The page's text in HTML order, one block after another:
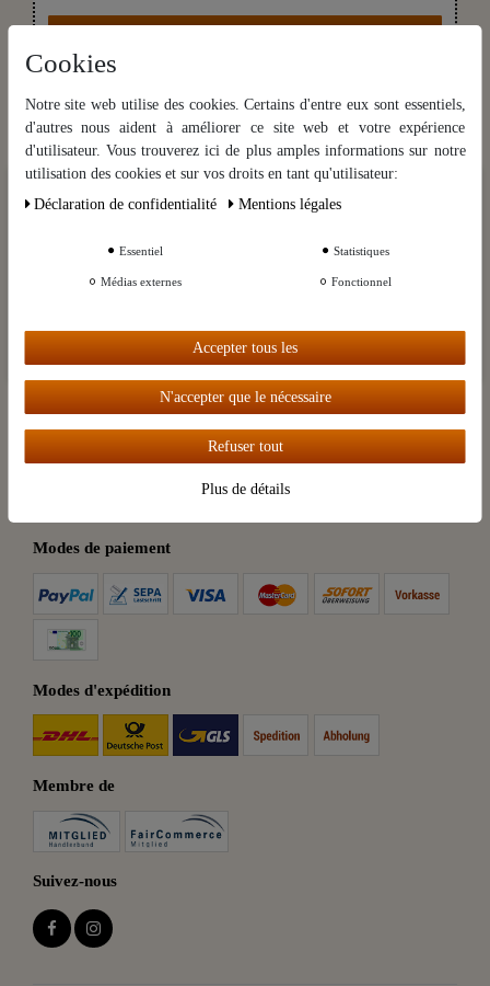
Catégories
Marques
Service clients
Résilier le contrat
Instructions de révocation
Modes de paiement
Modes d'expédition
Membre de
Suivez-nous
essentiels, tandis que d’autres nous aident à améliorer ce site Web et
Autres paramètres
Tout accepter
Cookies
Notre site web utilise des cookies. Certains d'entre eux sont essentiels,
d'autres nous aident à améliorer ce site web et votre expérience
d'utilisateur. Vous trouverez ici de plus amples informations sur notre
utilisation des cookies et sur vos droits en tant qu'utilisateur:
Déclaration de confidentialité
Mentions légales
Essentiel Statistiques
Médias externes Fonctionnel
Accepter tous les
N'accepter que le nécessaire
Refuser tout
Plus de détails